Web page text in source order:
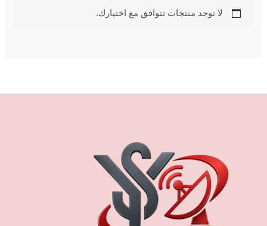
لا توجد منتجات تتوافق مع اختيارك.